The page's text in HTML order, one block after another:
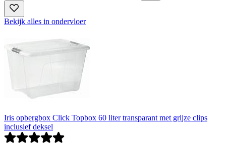
Bekijk alles in ondervloer
Iris opbergbox Click Topbox 60 liter transparant met grijze clips
inclusief deksel